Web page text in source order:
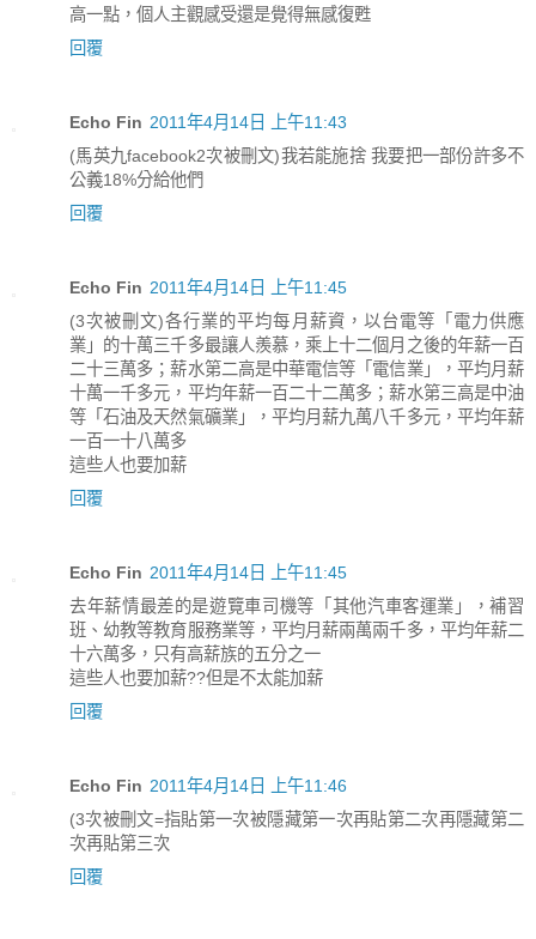
高一點，個人主觀感受還是覺得無感復甦
回覆
Echo Fin 2011年4月14日 上午11:43
(馬英九facebook2次被刪文)我若能施捨 我要把一部份許多不
公義18%分給他們
回覆
Echo Fin 2011年4月14日 上午11:45
(3次被刪文)各行業的平均每月薪資，以台電等「電力供應
業」的十萬三千多最讓人羨慕，乘上十二個月之後的年薪一百
二十三萬多；薪水第二高是中華電信等「電信業」，平均月薪
十萬一千多元，平均年薪一百二十二萬多；薪水第三高是中油
等「石油及天然氣礦業」，平均月薪九萬八千多元，平均年薪
一百一十八萬多
這些人也要加薪
回覆
Echo Fin 2011年4月14日 上午11:45
去年薪情最差的是遊覽車司機等「其他汽車客運業」，補習
班、幼教等教育服務業等，平均月薪兩萬兩千多，平均年薪二
十六萬多，只有高薪族的五分之一
這些人也要加薪??但是不太能加薪
回覆
Echo Fin 2011年4月14日 上午11:46
(3次被刪文=指貼第一次被隱藏第一次再貼第二次再隱藏第二
次再貼第三次
回覆